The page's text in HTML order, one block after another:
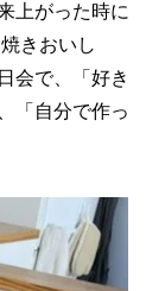
上がった時に
きおいし
会で、「好き
「自分で作っ